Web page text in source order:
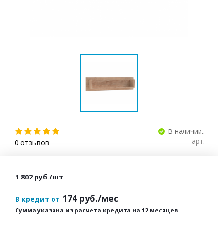
0 отзывов
В наличии..
арт.
1 802 руб./шт
В кредит от 174 руб./мес
Сумма указана из расчета кредита на 12 месяцев